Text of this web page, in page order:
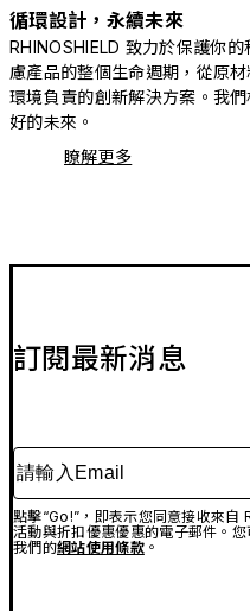
循環設計，永續未來
RHINOSHIELD 致力於保護你
慮產品的整個生命週期，從原
環境負責的創新解決方案。我
好的未來。
瞭解更多
訂閱最新消息
請輸入Email
點擊“Go!”，即表示您同意接收來自
活動與折扣優惠優惠的電子郵件。
我們的網站使用條款。